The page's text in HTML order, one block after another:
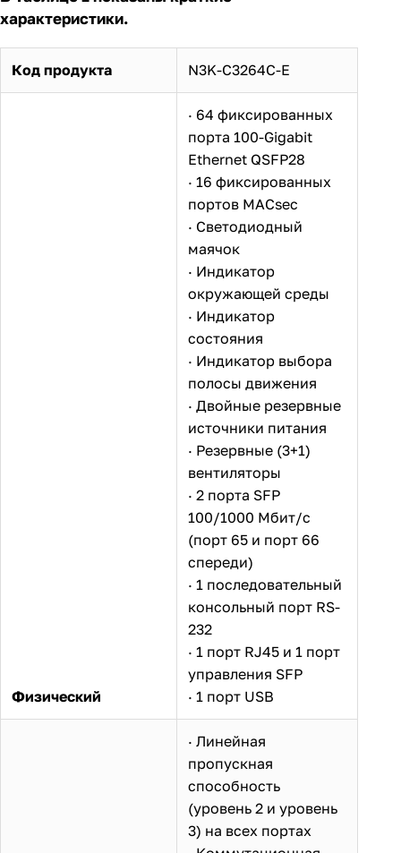
характеристики.
Код продукта N3K-C3264C-E
Физический
· 64 фиксированных
порта 100-Gigabit
Ethernet QSFP28
· 16 фиксированных
портов MACsec
· Светодиодный
маячок
· Индикатор
окружающей среды
· Индикатор
состояния
· Индикатор выбора
полосы движения
· Двойные резервные
источники питания
· Резервные (3+1)
вентиляторы
· 2 порта SFP
100/1000 Мбит/с
(порт 65 и порт 66
спереди)
· 1 последовательный
консольный порт RS-
232
· 1 порт RJ45 и 1 порт
управления SFP
· 1 порт USB
· Линейная
пропускная
способность
(уровень 2 и уровень
3) на всех портах